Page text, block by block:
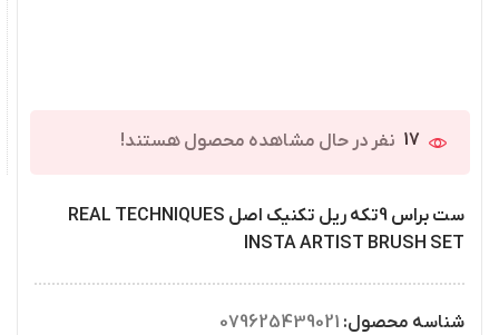
17 نفر در حال مشاهده محصول هستند!
ست براس 9تکه ریل تکنیک اصل REAL TECHNIQUES
INSTA ARTIST BRUSH SET
شناسه محصول: 079625439021